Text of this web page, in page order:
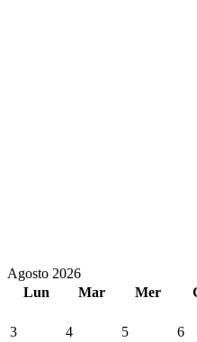
Agosto 2026
Lun
Mar Mer
3
4 5 6